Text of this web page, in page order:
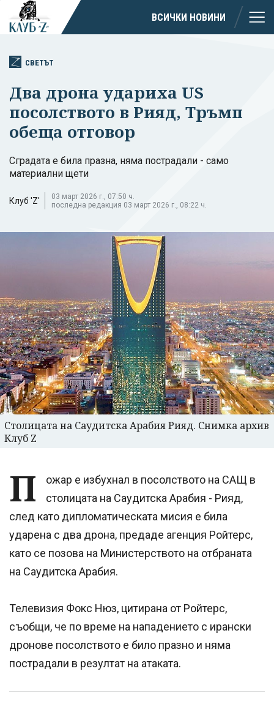
ВСИЧКИ НОВИНИ
СВЕТЪТ
Два дрона удариха US
посолството в Рияд, Тръмп
обеща отговор
Сградата е била празна, няма пострадали - само
материални щети
Клуб 'Z'
03 март 2026 г., 07:50 ч.
последна редакция 03 март 2026 г., 08:22 ч.
Столицата на Саудитска Арабия Рияд. Снимка архив
Клуб Z
П
ожар е избухнал в посолството на САЩ в
столицата на Саудитска Арабия - Рияд,
след като дипломатическата мисия е била
ударена с два дрона, предаде агенция Ройтерс,
като се позова на Министерството на отбраната
на Саудитска Арабия.
Телевизия Фокс Нюз, цитирана от Ройтерс,
съобщи, че по време на нападението с ирански
дронове посолството е било празно и няма
пострадали в резултат на атаката.